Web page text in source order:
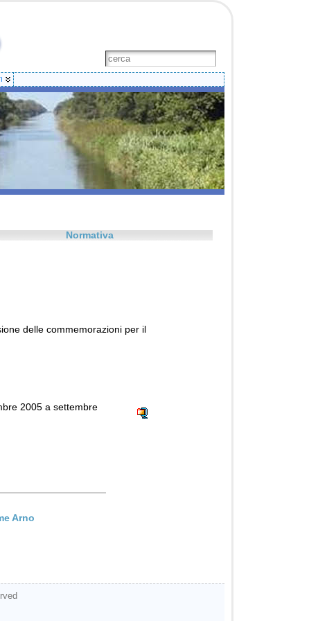
Normativa
delle commemorazioni per il
2005 a settembre
Arno